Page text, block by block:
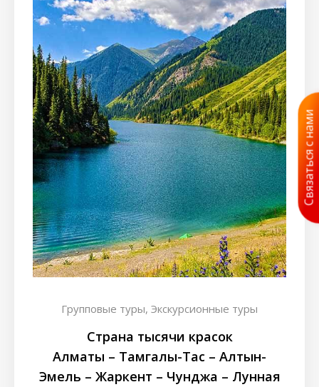
Групповые туры, Экскурсионные туры
Страна тысячи красок
Алматы – Тамгалы-Таc – Алтын-
Эмель – Жаркент – Чунджа – Лунная
Связаться с нами